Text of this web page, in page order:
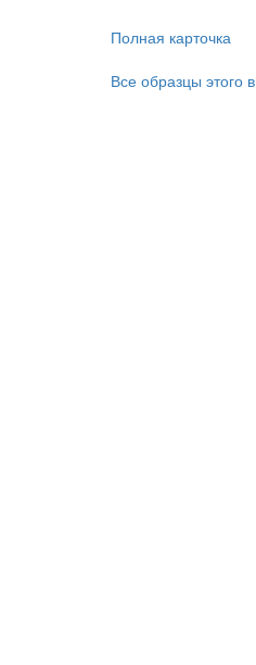
Полная карточка
Все образцы этого